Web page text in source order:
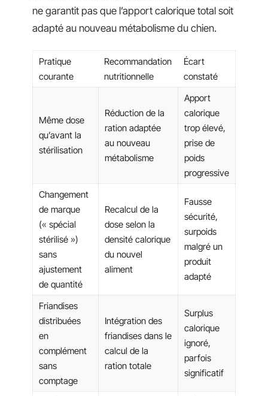
ne garantit pas que l’apport calorique total soit
adapté au nouveau métabolisme du chien.
Pratique
courante
Recommandation
nutritionnelle
Écart
constaté
Même dose
qu’avant la
stérilisation
Réduction de la
ration adaptée
au nouveau
métabolisme
Apport
calorique
trop élevé,
prise de
poids
progressive
Changement
de marque
(« spécial
stérilisé »)
sans
ajustement
de quantité
Recalcul de la
dose selon la
densité calorique
du nouvel
aliment
Fausse
sécurité,
surpoids
malgré un
produit
adapté
Friandises
distribuées
en
complément
sans
comptage
Intégration des
friandises dans le
calcul de la
ration totale
Surplus
calorique
ignoré,
parfois
significatif